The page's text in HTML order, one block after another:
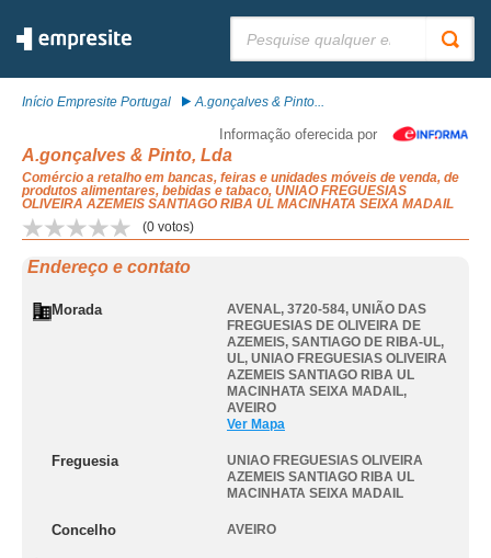
Início Empresite Portugal A.gonçalves & Pinto...
Informação oferecida por
A.gonçalves & Pinto, Lda
Comércio a retalho em bancas, feiras e unidades móveis de venda, de
produtos alimentares, bebidas e tabaco, UNIAO FREGUESIAS
OLIVEIRA AZEMEIS SANTIAGO RIBA UL MACINHATA SEIXA MADAIL
(0 votos)
Endereço e contato
Morada
AVENAL, 3720-584, UNIÃO DAS
FREGUESIAS DE OLIVEIRA DE
AZEMEIS, SANTIAGO DE RIBA-UL,
UL, UNIAO FREGUESIAS OLIVEIRA
AZEMEIS SANTIAGO RIBA UL
MACINHATA SEIXA MADAIL,
AVEIRO
Ver Mapa
Freguesia
UNIAO FREGUESIAS OLIVEIRA
AZEMEIS SANTIAGO RIBA UL
MACINHATA SEIXA MADAIL
Concelho AVEIRO